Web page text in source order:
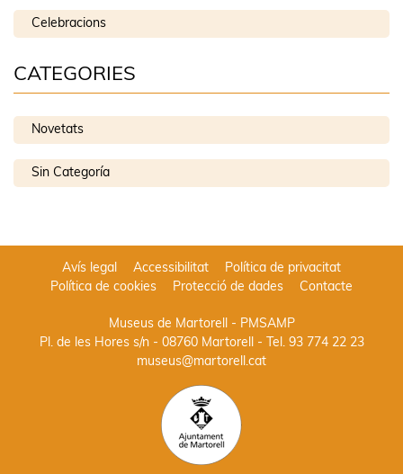
Celebracions
CATEGORIES
Novetats
Sin Categoría
Avís legal Accessibilitat
Política de privacitat
Política de cookies
Protecció de dades Contacte
Museus de Martorell - PMSAMP
Pl. de les Hores s/n - 08760 Martorell- Tel. 93 774 22 23
museus@martorell.cat